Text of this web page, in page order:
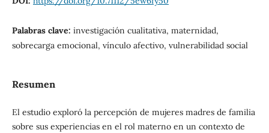
Palabras clave: investigación cualitativa, maternidad,
sobrecarga emocional, vínculo afectivo, vulnerabilidad social
Resumen
El estudio exploró la percepción de mujeres madres de familia
sobre sus experiencias en el rol materno en un contexto de